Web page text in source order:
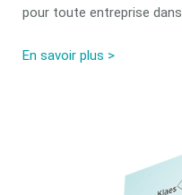
pour toute entreprise
En savoir plus >